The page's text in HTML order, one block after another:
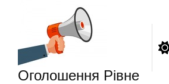
Оголошення Рівне